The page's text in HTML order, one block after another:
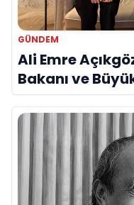
GÜNDEM
Ali Emre
Bakanı ve
Bir Araya Geldi